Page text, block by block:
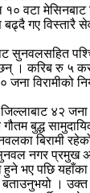
वटा मेसिनबाट
बढ्दै गए विस्तारै
सुनवलसहित
छन् । करिब रु ५
विरामीको
४२ जना
बुद्ध
बिरामी
नगर प्रमुख
भए पछि यहाँका
बताउनुभयो । उक्त